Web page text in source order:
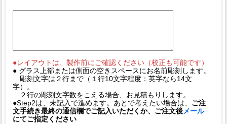
●レイアウトは、製作前にご確認ください（校正も可能です）
● グラス上部または側面の空きスペースにお名前彫刻します。
彫刻文字は２行まで（１行10文字程度：英字なら14文
字）。
２行の彫刻文字数をこえる場合、お見積もりします。
●Step2は、未記入で進めます。あとで考えたい場合は、 ご注
文手続き最終の通信欄でご記入いただくか、ご注文後メール
にてご指定ください